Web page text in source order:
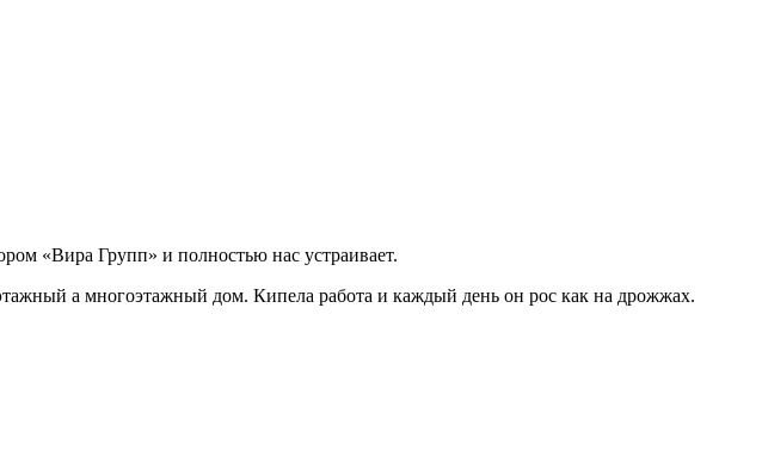
«Вира Групп» и полностью нас устраивает.
а многоэтажный дом. Кипела работа и каждый день он рос как на дрожжах.